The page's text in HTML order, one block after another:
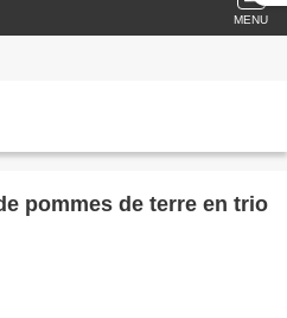
MENU
pommes de terre en trio